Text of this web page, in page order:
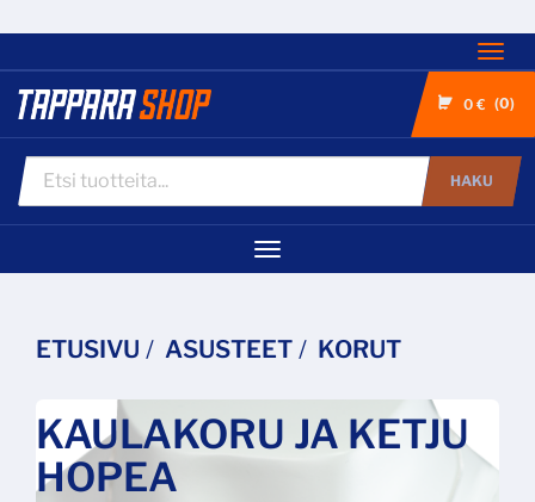
0 € 0
HAKU
Navigaatio
ETUSIVU ASUSTEET KORUT
KAULAKORU JA KETJU
HOPEA